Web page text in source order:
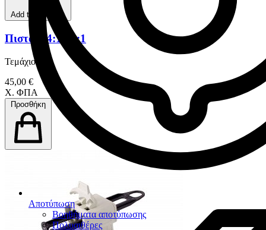
Αποτύπωση
Βοηθήματα αποτύπωσης
Πολυαιθέρες
Add to favorites
Πιστόλι 4:1/10:1
Τεμάχιο
45,00 €
Χ. ΦΠΑ
Προσθήκη